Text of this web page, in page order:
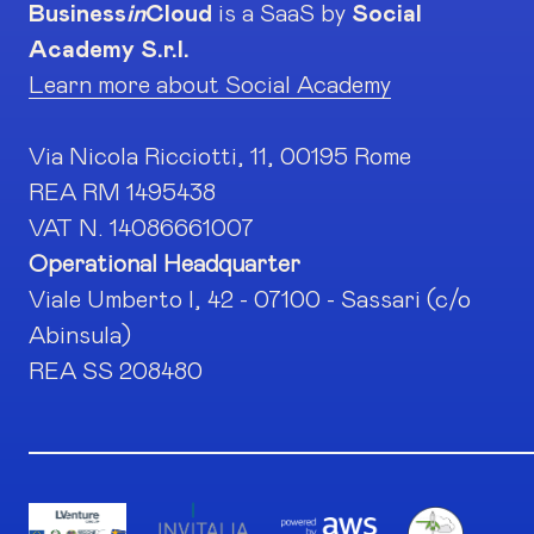
BusinessinCloud is a SaaS by Social
Academy S.r.l.
Learn more about Social Academy
Via Nicola Ricciotti, 11, 00195 Rome
REA RM 1495438
VAT N. 14086661007
Operational Headquarter
Viale Umberto I, 42 - 07100 - Sassari (c/o
Abinsula)
REA SS 208480